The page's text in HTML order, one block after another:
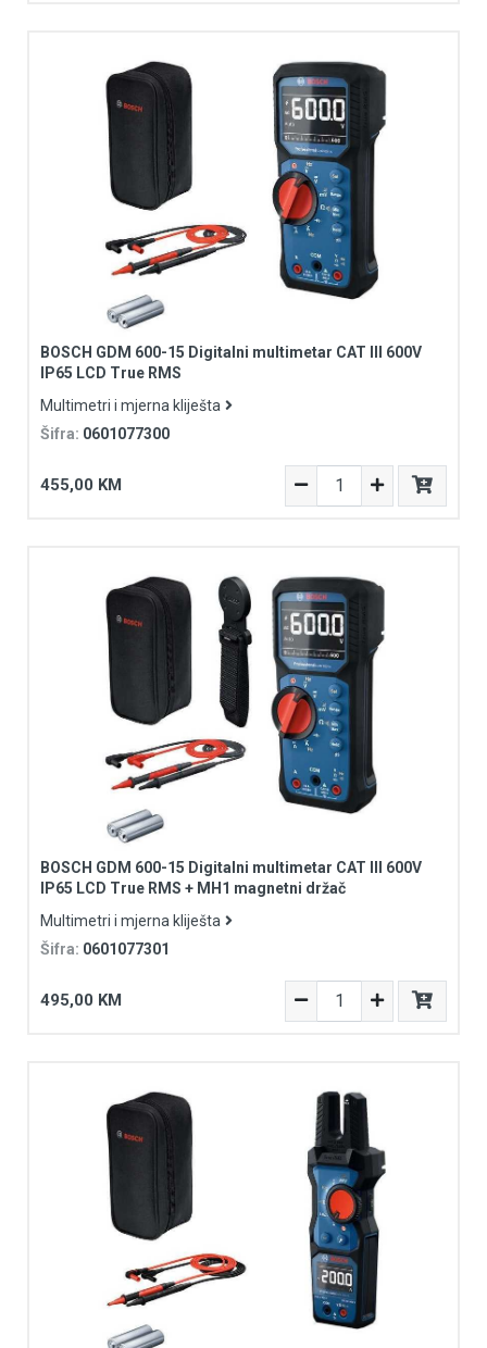
BOSCH GDM 600-15 Digitalni multimetar CAT III 600V
IP65 LCD True RMS
Multimetri i mjerna kliješta
Šifra: 0601077300
455,00 KM
BOSCH GDM 600-15 Digitalni multimetar CAT III 600V
IP65 LCD True RMS + MH1 magnetni držač
Multimetri i mjerna kliješta
Šifra: 0601077301
495,00 KM